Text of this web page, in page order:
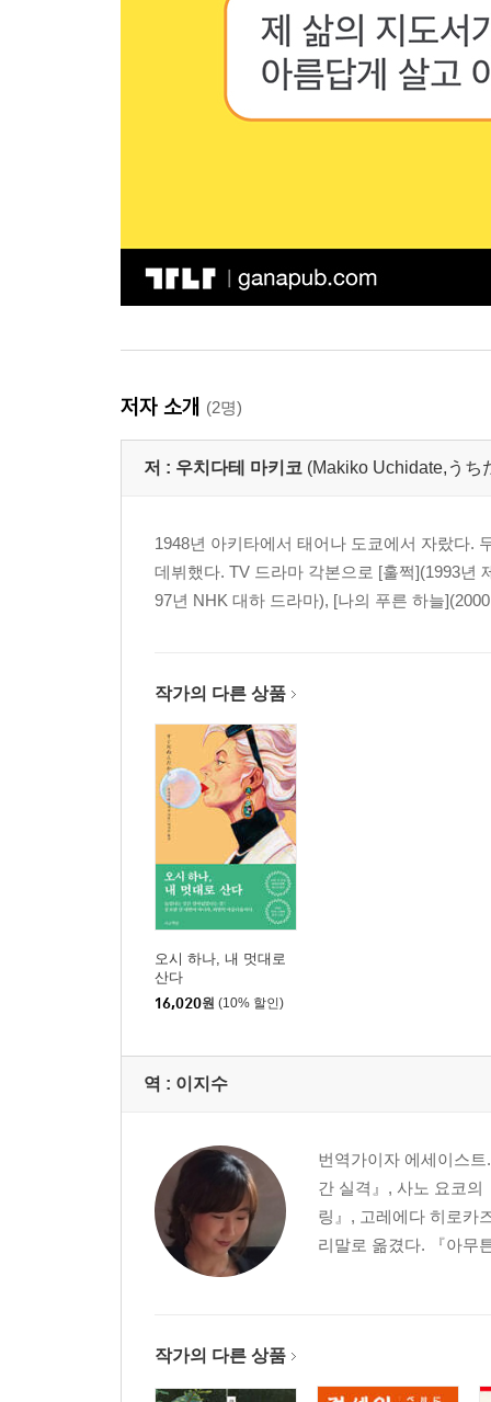
저자 소개 (2명)
저 : 우치다테 마키코 (Makiko Uchidate,うち
1948년 아키타에서 태어나 도쿄에서 자랐다.
데뷔했다. TV 드라마 각본으로 [훌쩍](1993년
97년 NHK 대하 드라마), [나의 푸른 하늘
작가의 다른 상품
오시 하나, 내 멋대로
산다
16,020원 (10% 할인)
역 : 이지수
번역가이자 에세이스
간 실격』, 사노 요코의
링』, 고레에다 히로카
리말로 옮겼다. 『아무
작가의 다른 상품